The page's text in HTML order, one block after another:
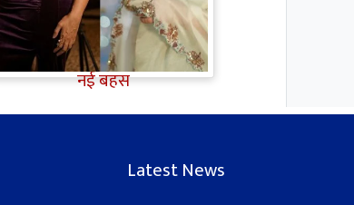
TV Gossip: 'तीखी मिर्ची' हैं Hina
Khan, सूपर्नखा रोल के लिए
परफेक्ट; Rozalin Khan ने छेड़ी
नई बहस
Latest News